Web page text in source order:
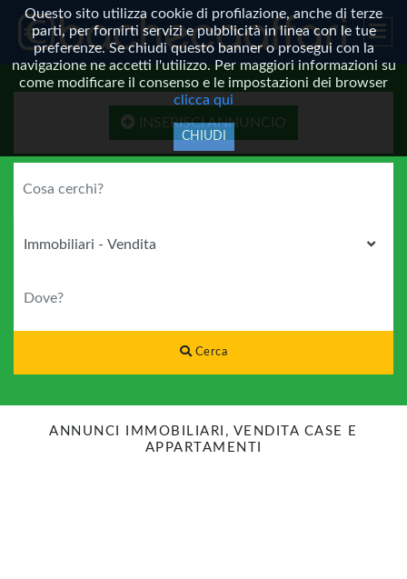
Questo sito utilizza cookie di profilazione, anche di terze
parti, per fornirti servizi e pubblicità in linea con le tue
preferenze. Se chiudi questo banner o prosegui con la
navigazione ne accetti l'utilizzo. Per maggiori informazioni su
come modificare il consenso e le impostazioni dei browser
clicca qui
CHIUDI
INSERISCI ANNUNCIO
Cerca
ANNUNCI IMMOBILIARI, VENDITA CASE E
APPARTAMENTI